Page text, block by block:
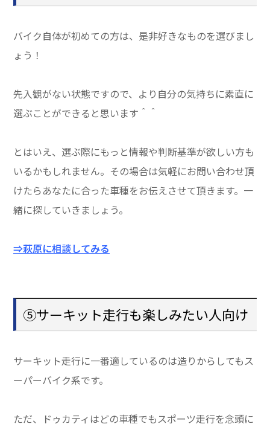
バイク自体が初めての方は、是非好きなものを選びまし
ょう！
先入観がない状態ですので、より自分の気持ちに素直に
選ぶことができると思います＾＾
とはいえ、選ぶ際にもっと情報や判断基準が欲しい方も
いるかもしれません。その場合は気軽にお問い合わせ頂
けたらあなたに合った車種をお伝えさせて頂きます。一
緒に探していきましょう。
⇒萩原に相談してみる
⑤サーキット走行も楽しみたい人向け
サーキット走行に一番適しているのは造りからしてもス
ーパーバイク系です。
ただ、ドゥカティはどの車種でもスポーツ走行を念頭に